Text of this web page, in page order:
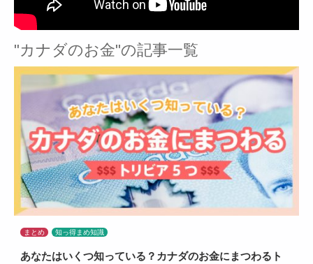
"カナダのお金"の記事一覧
まとめ 知っ得まめ知識
あなたはいくつ知っている？カナダのお金にまつわるト